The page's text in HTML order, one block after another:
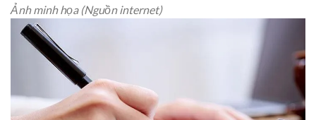
Ảnh minh họa (Nguồn internet)